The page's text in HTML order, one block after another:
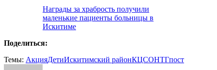
Награды за храбрость получили
маленькие пациенты больницы в
Искитиме
Поделиться:
Темы: АкцияДетиИскитимский районКЦСОНТГпост